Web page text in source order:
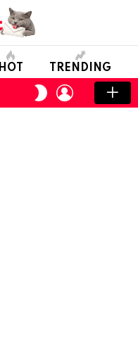
HOT TRENDING
SWITCH
SKIN
LOGIN